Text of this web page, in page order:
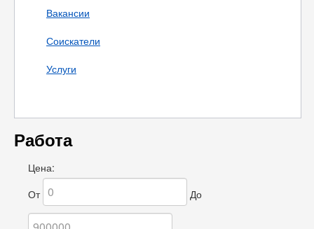
Вакансии
Соискатели
Услуги
Работа
Цена:
От
До